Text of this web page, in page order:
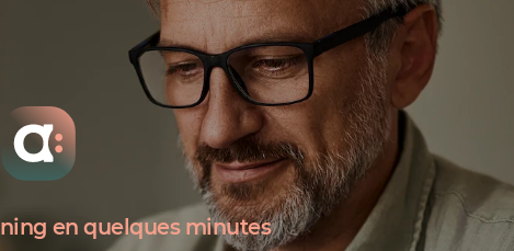
en quelques minutes